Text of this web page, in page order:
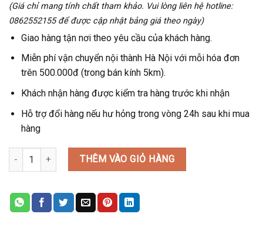
(Giá chỉ mang tính chất tham khảo. Vui lòng liên hệ hotline:
0862552155 để được cập nhật bảng giá theo ngày)
Giao hàng tận nơi theo yêu cầu của khách hàng.
Miễn phí vận chuyển nội thành Hà Nội với mỗi hóa đơn
trên 500.000đ (trong bán kính 5km).
Khách nhận hàng được kiểm tra hàng trước khi nhận
Hỗ trợ đổi hàng nếu hư hỏng trong vòng 24h sau khi mua
hàng
MẪU HỘP QUÀ 14 số lượngTHÊM VÀO GIỎ HÀNG